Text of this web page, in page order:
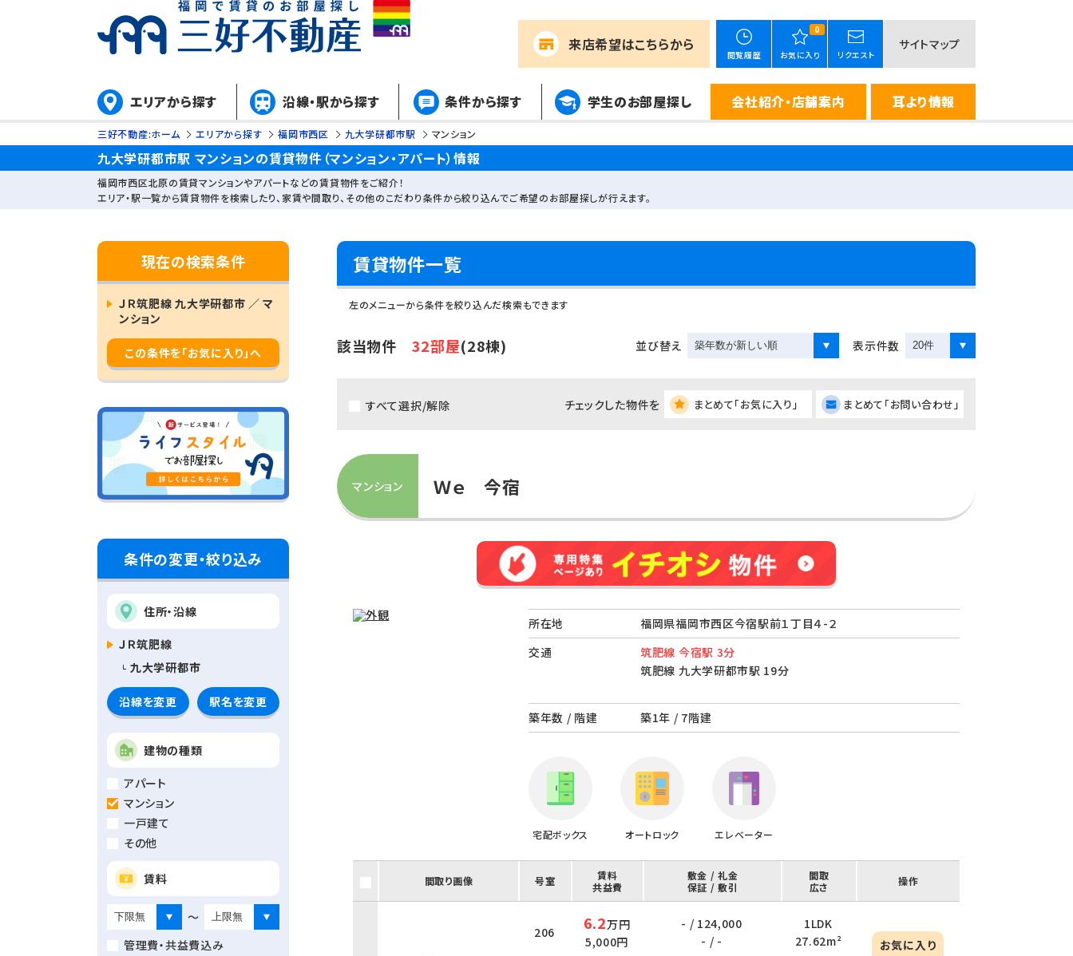
来店希望はこちらから
閲覧履歴
0
お気に入り リクエスト
サイトマップ
エリアから探す 沿線・駅から探す 条件から探す 学生のお部屋探し 会社紹介・店舗案内 耳より情報
三好不動産:ホーム エリアから探す 福岡市西区 九大学研都市駅 マンション
九大学研都市駅 マンションの賃貸物件（マンション・アパート）情報
福岡市西区北原の賃貸マンションやアパートなどの賃貸物件をご紹介！
エリア・駅一覧から賃貸物件を検索したり、家賃や間取り、その他のこだわり条件から絞り込んでご希望のお部屋探しが行えます。
現在の検索条件
ＪＲ筑肥線 九大学研都市 ／ マ
ンション
この条件を「お気に入り」へ
条件の変更・絞り込み
住所・沿線
ＪＲ筑肥線
九大学研都市
沿線を変更 駅名を変更
建物の種類
アパート
マンション
一戸建て
その他
賃料
～
管理費・共益費込み
賃貸物件一覧
左のメニューから条件を絞り込んだ検索もできます
該当物件 32部屋(28棟) 並び替え 表示件数
すべて選択/解除 チェックした物件を まとめて「お気に入り」 まとめて「お問い合わせ」
マンション Ｗｅ 今宿
所在地
福岡県福岡市西区今宿駅前１丁目４-２
交通
筑肥線 今宿駅 3分
筑肥線 九大学研都市駅 19分
築年数 / 階建 築1年 / 7階建
宅配ボックス オートロック エレベーター
間取り画像 号室
賃料
共益費
敷金 / 礼金
保証 / 敷引
間取
広さ
操作
206 6.2万円
5,000円
- / 124,000
- / -
1LDK
27.62m²
お気に入り